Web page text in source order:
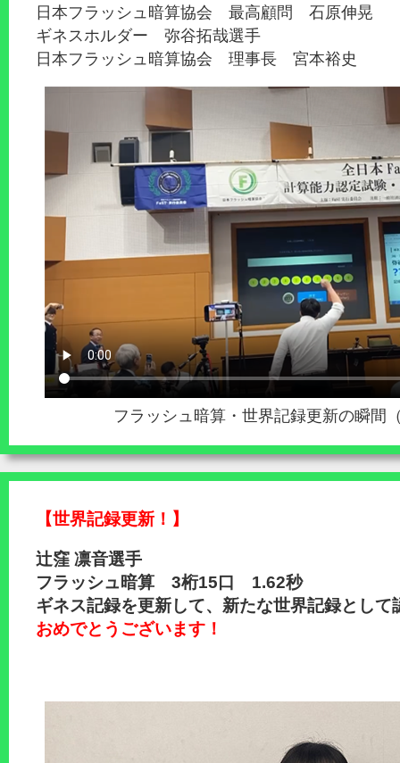
日本フラッシュ暗算協会 最高顧問 石原伸晃
ギネスホルダー 弥谷拓哉選手
日本フラッシュ暗算協会 理事長 宮本裕史
フラッシュ暗算・世界記録更新の瞬間
【世界記録更新！】
辻窪 凛音選手
フラッシュ暗算 3桁15口 1.62秒
ギネス記録を更新して、新たな世界記録として
おめでとうございます！